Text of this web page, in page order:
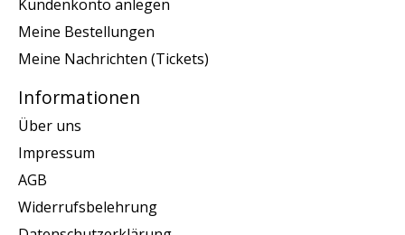
Kundenkonto anlegen
Meine Bestellungen
Meine Nachrichten (Tickets)
Informationen
Über uns
Impressum
AGB
Widerrufsbelehrung